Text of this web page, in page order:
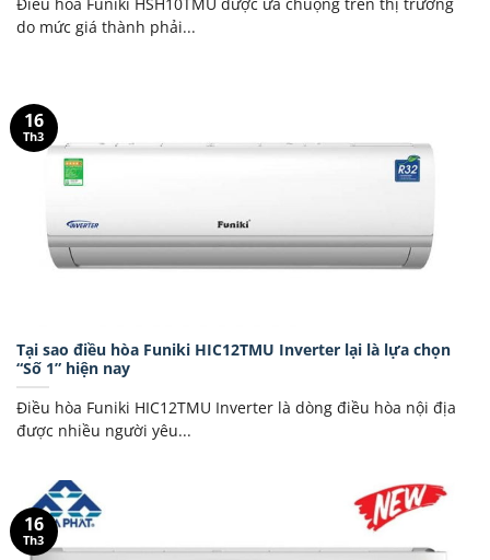
do mức giá thành phải...
Tại sao điều hòa Funiki HIC12TMU Inverter lại là lựa chọn
“Số 1” hiện nay
Điều hòa Funiki HIC12TMU Inverter là dòng điều hòa nội địa
được nhiều người yêu...
16
Th3
16
Th3